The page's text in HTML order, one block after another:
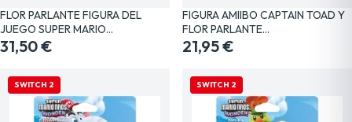
FLOR PARLANTE FIGURA DEL
JUEGO SUPER MARIO…
31,50 €
FIGURA AMIIBO CAPTAIN TOAD Y
FLOR PARLANTE…
21,95 €
SWITCH 2 SWITCH 2